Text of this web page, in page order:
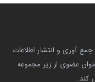
از سال 1394 با هدف جمع آوری و انتشار اطلاعات
عضوی از زیر مجموعه
کند.